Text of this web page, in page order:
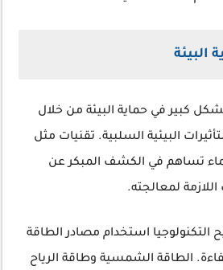
البيئة
كبير في حماية البيئة من خلال
البيئية السلبية. تقنيات مثل
تساهم في الكشف المبكر عن
اللازمة لمعالجته.
التكنولوجيا استخدام مصادر الطاقة
الطاقة الشمسية وطاقة الرياح